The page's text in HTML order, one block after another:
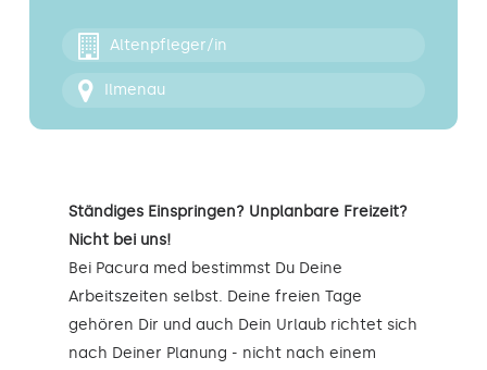
Altenpfleger/in
Ilmenau
Ständiges Einspringen? Unplanbare Freizeit?
Nicht bei uns!
Bei Pacura med bestimmst Du Deine
Arbeitszeiten selbst. Deine freien Tage
gehören Dir und auch Dein Urlaub richtet sich
nach Deiner Planung - nicht nach einem